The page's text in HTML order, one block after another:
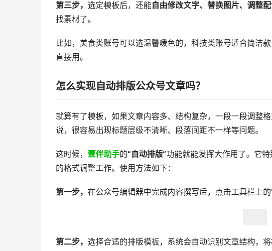
第三步， 选定模板后，还能自由修改文字、替换图片、调整
找素材了。
比如，美食类账号可以选温馨暖色的，科技类账号适合简洁
直接用。
怎么实现自动排版公众号文章吗？
就算有了模板，如果文章内容多、结构复杂，一段一段调整
说，很容易出现标题层级不清晰、段落间距不一样等问题。
这时候， 壹伴助手的“自动排版”功能就能发挥大作用了。它
的格式调整工作。使用方法如下：
第一步， 在公众号编辑器中完成内容撰写后，点击工具栏上的
第二步， 选择合适的排版模板，系统会自动识别文章结构，将